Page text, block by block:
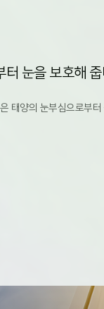
터 눈을 보호해
태양의 눈부심으로부